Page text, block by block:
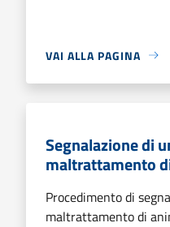
VAI ALLA PAGINA
Segnalazione di
maltrattamento
Procedimento di
maltrattamento di